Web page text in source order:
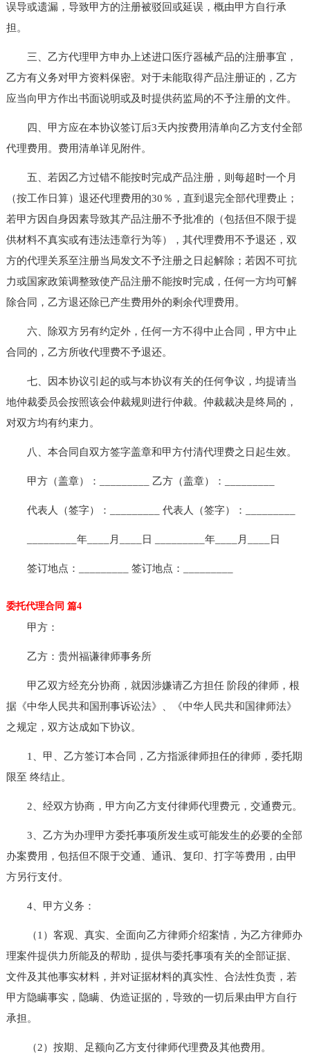
误导或遗漏，导致甲方的注册被驳回或延误，概由甲方自行承
担。
三、乙方代理甲方申办上述进口医疗器械产品的注册事宜，
乙方有义务对甲方资料保密。对于未能取得产品注册证的，乙方
应当向甲方作出书面说明或及时提供药监局的不予注册的文件。
四、甲方应在本协议签订后3天内按费用清单向乙方支付全部
代理费用。费用清单详见附件。
五、若因乙方过错不能按时完成产品注册，则每超时一个月
（按工作日算）退还代理费用的30％，直到退完全部代理费止；
若甲方因自身因素导致其产品注册不予批准的（包括但不限于提
供材料不真实或有违法违章行为等），其代理费用不予退还，双
方的代理关系至注册当局发文不予注册之日起解除；若因不可抗
力或国家政策调整致使产品注册不能按时完成，任何一方均可解
除合同，乙方退还除已产生费用外的剩余代理费用。
六、除双方另有约定外，任何一方不得中止合同，甲方中止
合同的，乙方所收代理费不予退还。
七、因本协议引起的或与本协议有关的任何争议，均提请当
地仲裁委员会按照该会仲裁规则进行仲裁。仲裁裁决是终局的，
对双方均有约束力。
八、本合同自双方签字盖章和甲方付清代理费之日起生效。
甲方（盖章）：_________ 乙方（盖章）：_________
代表人（签字）：_________ 代表人（签字）：_________
_________年____月____日 _________年____月____日
签订地点：_________ 签订地点：_________
委托代理合同 篇4
甲方：
乙方：贵州福谦律师事务所
甲乙双方经充分协商，就因涉嫌请乙方担任 阶段的律师，根
据《中华人民共和国刑事诉讼法》、《中华人民共和国律师法》
之规定，双方达成如下协议。
1、甲、乙方签订本合同，乙方指派律师担任的律师，委托期
限至 终结止。
2、经双方协商，甲方向乙方支付律师代理费元，交通费元。
3、乙方为办理甲方委托事项所发生或可能发生的必要的全部
办案费用，包括但不限于交通、通讯、复印、打字等费用，由甲
方另行支付。
4、甲方义务：
（1）客观、真实、全面向乙方律师介绍案情，为乙方律师办
理案件提供力所能及的帮助，提供与委托事项有关的全部证据、
文件及其他事实材料，并对证据材料的真实性、合法性负责，若
甲方隐瞒事实，隐瞒、伪造证据的，导致的一切后果由甲方自行
承担。
（2）按期、足额向乙方支付律师代理费及其他费用。